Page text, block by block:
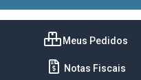
Meus Pedidos
Notas Fiscais